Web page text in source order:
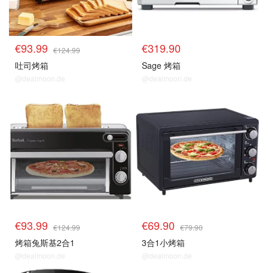
€93.99 €124.99
吐司烤箱
@dealmoon.de
€319.90
Sage 烤箱
@dealmoon.de
€93.99 €124.99
烤箱兔斯基2合1
@dealmoon.de
€69.90 €79.90
3合1小烤箱
@dealmoon.de